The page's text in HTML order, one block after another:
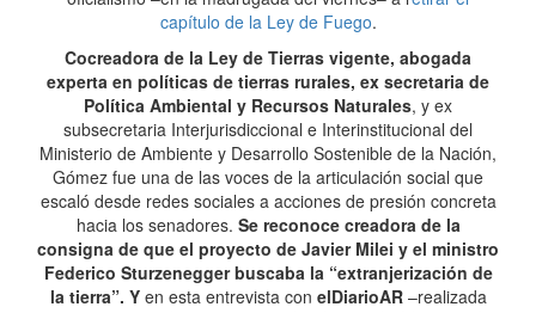
capítulo de la Ley de Fuego.
Cocreadora de la Ley de Tierras vigente, abogada
experta en políticas de tierras rurales, ex secretaria de
Política Ambiental y Recursos Naturales, y ex
subsecretaria Interjurisdiccional e Interinstitucional del
Ministerio de Ambiente y Desarrollo Sostenible de la Nación,
Gómez fue una de las voces de la articulación social que
escaló desde redes sociales a acciones de presión concreta
hacia los senadores. Se reconoce creadora de la
consigna de que el proyecto de Javier Milei y el ministro
Federico Sturzenegger buscaba la “extranjerización de
la tierra”. Y en esta entrevista con elDiarioAR–realizada